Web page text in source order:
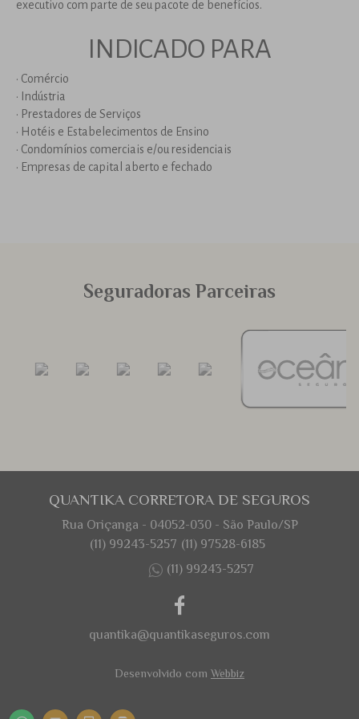
executivo com parte de seu pacote de benefícios.
INDICADO PARA
• Comércio
• Indústria
• Prestadores de Serviços
• Hotéis e Estabelecimentos de Ensino
• Condomínios comerciais e/ou residenciais
• Empresas de capital aberto e fechado
Seguradoras Parceiras
QUANTIKA CORRETORA DE SEGUROS
Rua Oriçanga - 04052-030 - São Paulo/SP
(11) 99243-5257 (11) 97528-6185
(11) 99243-5257
quantika@quantikaseguros.com
Desenvolvido com Webbiz